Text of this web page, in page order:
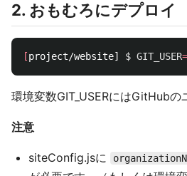
2. おもむろにデプロイ
[project/website] $ GIT_USER=
環境変数GIT_USERにはGitHubの
注意
siteConfig.jsに